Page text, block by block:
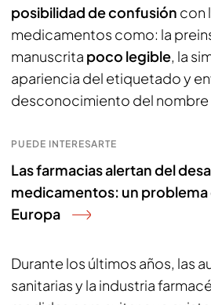
posibilidad de confusión con
medicamentos como: la
manuscrita poco legible, la
apariencia del etiquetado y
desconocimiento del
PUEDE INTERESARTE
Las farmacias alertan del
medicamentos: un
Europa
Durante los últimos años, las
sanitarias y la industria